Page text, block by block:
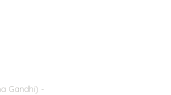
Gandhi)